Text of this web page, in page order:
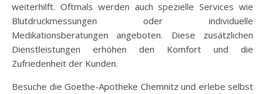
weiterhilft. Oftmals werden auch spezielle Services wie
Blutdruckmessungen oder individuelle
Medikationsberatungen angeboten. Diese zusätzlichen
Dienstleistungen erhöhen den Komfort und die
Zufriedenheit der Kunden.
Besuche die Goethe-Apotheke Chemnitz und erlebe selbst